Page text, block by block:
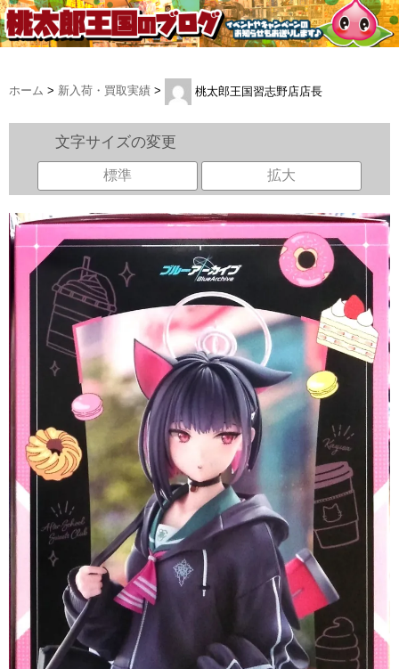
ホーム > 新入荷・買取実績 > 桃太郎王国習志野店店長
文字サイズの変更
標準 拡大